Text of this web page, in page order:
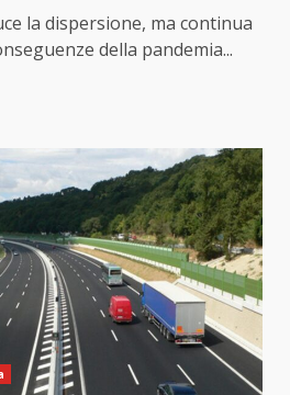
la dispersione, ma continua
della pandemia...